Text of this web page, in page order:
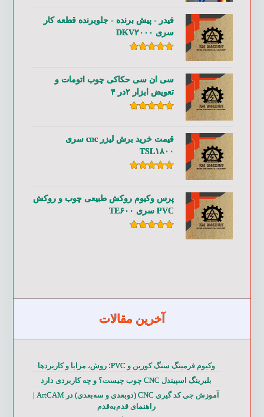
فیدر - پیش برنده - جلوبرنده قطعه کار
سری DKV۲۰۰۰
سی ان سی حکاکی چوب اتومات و
تعویض ابزار ۲در ۴
قیمت خرید برش لیزر cnc سری
TSL۱۸۰۰
پرس وکیوم روکش طبیعی چوب و روکش
PVC سری TE۶۰۰
آخرین مقالات
وکیوم فرمینگ سنگ کورین و PVC؛ روش، مزایا و کاربردها
بلبرینگ اسپیندل CNC چوب چیست؟ و چه کاربردی دارد
آموزش جی کد گیری CNC (دوبعدی و سه‌بعدی) در ArtCAM |
راهنمای قدم‌به‌قدم